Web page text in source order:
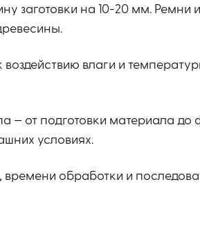
на 10-20 мм. Ремни
влаги и
— от подготовки материала
условиях.
обработки и